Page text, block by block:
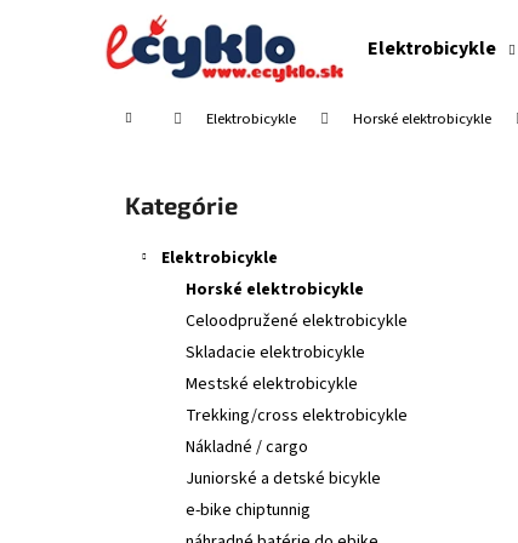
Elektrobicykle
Domov Elektrobicykle Horské elektrobicykle
Preskočiť
kategórie
Kategórie
Elektrobicykle
Horské elektrobicykle
Celoodpružené elektrobicykle
Skladacie elektrobicykle
Mestské elektrobicykle
Trekking/cross elektrobicykle
Nákladné / cargo
Juniorské a detské bicykle
e-bike chiptunnig
Späť
Späť